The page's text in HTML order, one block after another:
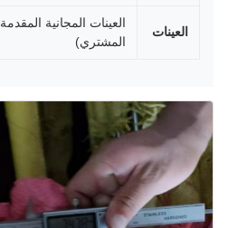
العينات
العينات المجانية المقدمة
المشتري)